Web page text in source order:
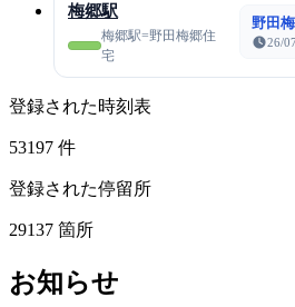
梅郷駅
梅郷駅=野田梅郷住
宅
野田
26/
登録された時刻表
53197 件
登録された停留所
29137 箇所
お知らせ